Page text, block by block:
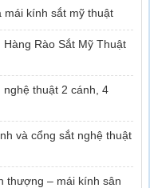
mái kính sắt mỹ thuật
Rào Sắt Mỹ Thuật
nghệ thuật 2 cánh, 4
và cổng sắt nghệ thuật
thượng – mái kính sân